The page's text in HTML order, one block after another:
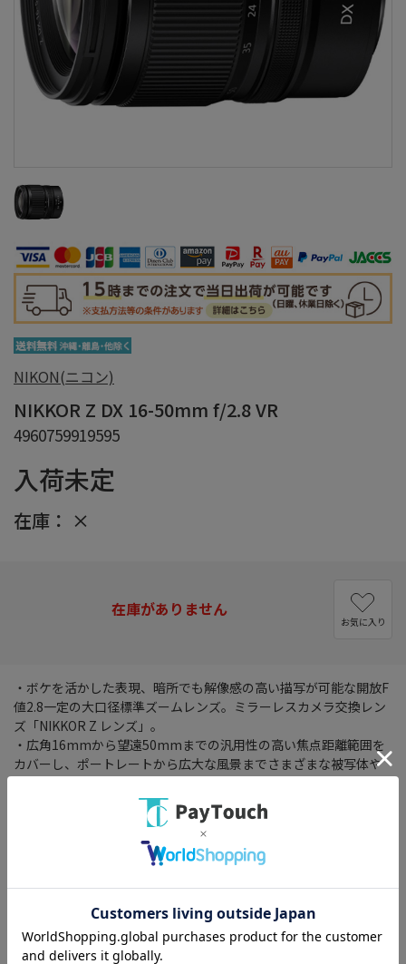
NIKON(ニコン)
NIKKOR Z DX 16-50mm f/2.8 VR
4960759919595
入荷未定
在庫： ×
在庫がありません
お気に入り
・ボケを活かした表現、暗所でも解像感の高い描写が可能な開放F
値2.8一定の大口径標準ズームレンズ。ミラーレスカメラ交換レン
ズ「NIKKOR Z レンズ」。
・広角16mmから望遠50mmまでの汎用性の高い焦点距離範囲を
カバーし、ポートレートから広大な風景までさまざまな被写体や
シーンを1本で撮影可能。
・暗いところでの手持ち撮影に効果的なレンズシフト方式手ブレ
補正「VR」機構を採用。約330gの軽量コンパクト設計で普段使い
の小さなバッグに収まる。
レンズタイプ： 標準ズーム
フォーカス： AF/MF
詳細レンズタイプ： 大口径標準ズームレンズ